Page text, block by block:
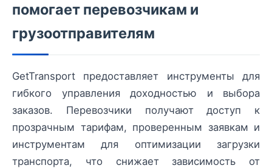
помогает перевозчикам и
грузоотправителям
GetTransport предоставляет инструменты для
гибкого управления доходностью и выбора
заказов. Перевозчики получают доступ к
прозрачным тарифам, проверенным заявкам и
инструментам для оптимизации загрузки
транспорта, что снижает зависимость от